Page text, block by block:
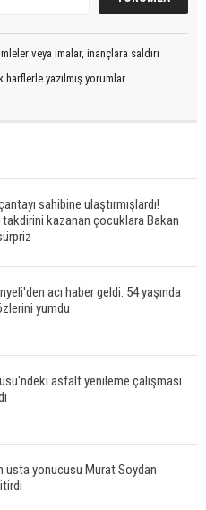
veya imalar, inançlara saldırı
yazılmış yorumlar
sahibine ulaştırmışlardı!
takdirini kazanan çocuklara Bakan
acı haber geldi: 54 yaşında
yumdu
asfalt yenileme çalışması
usta yonucusu Murat Soydan